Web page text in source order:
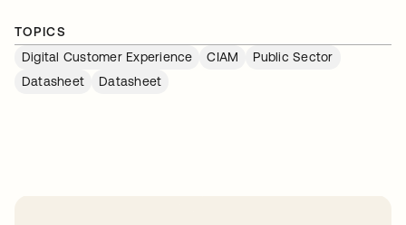
TOPICS
Digital Customer Experience
CIAM
Public Sector
Datasheet
Datasheet